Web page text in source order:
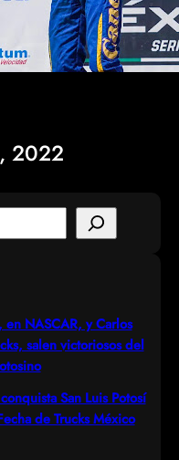
2022
NASCAR, y Carlos
salen victoriosos del
San Luis Potosí
de Trucks México